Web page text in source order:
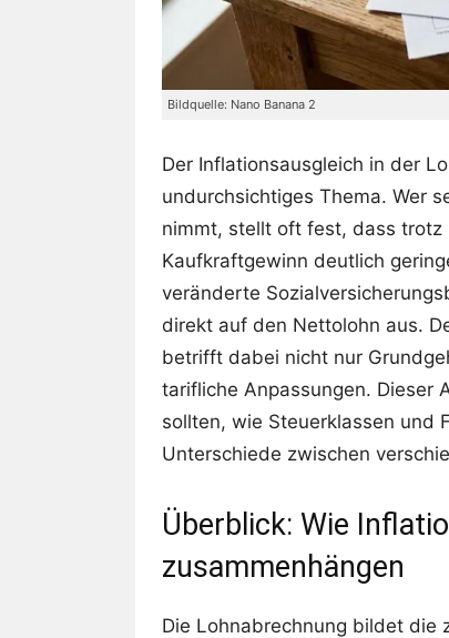
Bildquelle: Nano Banana 2
Der Inflationsausgleich in der
undurchsichtiges Thema. Wer
nimmt, stellt oft fest, dass trotz
Kaufkraftgewinn deutlich
veränderte
direkt auf den Nettolohn aus.
betrifft dabei nicht nur
tarifliche Anpassungen. Dieser
sollten, wie Steuerklassen und
Unterschiede zwischen
Überblick: Wie
zusammenhängen
Die Lohnabrechnung bildet die